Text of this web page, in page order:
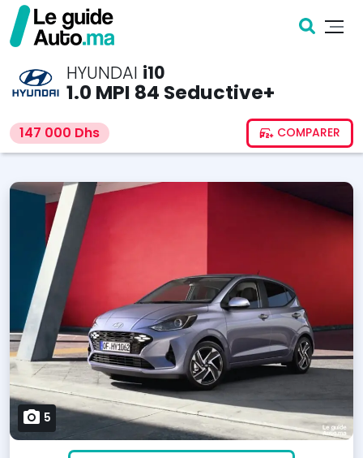
HYUNDAI i10
1.0 MPI 84 Seductive+
147 000 Dhs COMPARER
5